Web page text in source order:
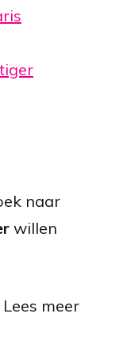
naar
willen
meer